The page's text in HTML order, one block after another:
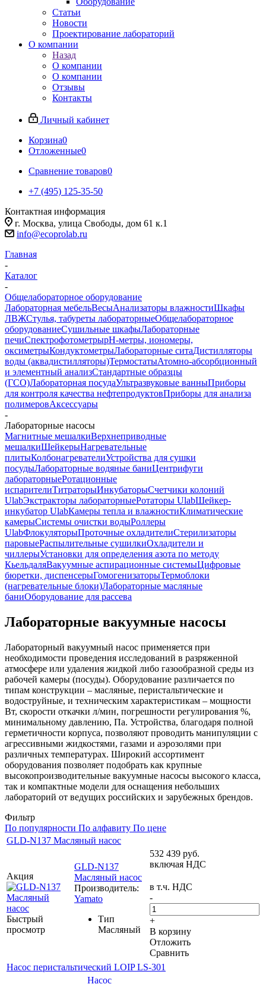
Статьи
Новости
Проектирование лабораторий
О компании
Назад
О компании
О компании
Отзывы
Контакты
Личный кабинет
Корзина0
Отложенные0
Сравнение товаров0
+7 (495) 125-35-50
Контактная информация
г. Москва, улица Свободы, дом 61 к.1
info@ecoprolab.ru
Главная
-
Каталог
-
Общелабораторное оборудование
Лабораторная мебельВесыАнализаторы влажностиШкафы
ЛВЖСтулья, табуреты лабораторныеОбщелабораторное
оборудованиеСушильные шкафыЛабораторные
печиСпектрофотометрыpH-метры, иономеры,
оксиметрыКондуктометрыЛабораторные ситаДистилляторы
воды (аквадистилляторы)ТермостатыАтомно-абсорбционный
и элементный анализСтандартные образцы
(ГСО)Лабораторная посудаУльтразвуковые ванныПриборы
для контроля качества нефтепродуктовПриборы для анализа
полимеровАксессуары
-
Лабораторные насосы
Магнитные мешалкиВерхнеприводные
мешалкиШейкерыНагревательные
плитыКолбонагревателиУстройства для сушки
посудыЛабораторные водяные баниЦентрифуги
лабораторныеРотационные
испарителиТитраторыИнкубаторыСчетчики колоний
UlabЭкстракторы лабораторныеРотаторы UlabШейкер-
инкубатор UlabКамеры тепла и влажностиКлиматические
камерыСистемы очистки водыРоллеры
UlabФлокуляторыПроточные охладителиСтерилизаторы
паровыеРаспылительные сушилкиОхладители и
чиллерыУстановки для определения азота по методу
КьельдаляВакуумные аспирационные системыЦифровые
бюретки, диспенсерыГомогенизаторыТермоблоки
(нагревательные блоки)Лабораторные масляные
баниОборудование для рассева
Лабораторные вакуумные насосы
Лабораторный вакуумный насос применяется при
необходимости проведения исследований в разряженной
атмосфере или удаления жидкой либо газообразной среды из
рабочей камеры (посуды). Оборудование различается по
типам конструкции – масляные, перистальтические и
водоструйные, и техническим характеристикам – мощности
Вт, скорости откачки л/мин, погрешности регулирования %,
минимальному давлению, Па. Устройства, благодаря полной
герметичности корпуса, позволяют проводить манипуляции с
агрессивными жидкостями, газами и аэрозолями при
различных температурах. Широкий ассортимент
оборудования позволяет подобрать как крупные
высокопроизводительные вакуумные насосы высокого класса,
так и компактные модели для оснащения небольших
лабораторий от ведущих российских и зарубежных брендов.
Фильтр
По популярности По алфавиту По цене
GLD-N137 Масляный насос
Акция
Быстрый
просмотр
GLD-N137
Масляный насос
Производитель:
Yamato
Тип
Масляный
532 439 руб.
включая НДС
в т.ч. НДС
-
+
В корзину
Отложить
Сравнить
Насос перистальтический LOIP LS-301
Насос